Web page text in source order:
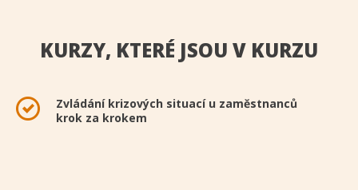
KURZY, KTERÉ JSOU V KURZU
Zvládání krizových situací u zaměstnanců
krok za krokem